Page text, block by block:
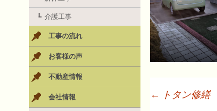
← トタン修繕
介護工事
工事の流れ
お客様の声
不動産情報
会社情報